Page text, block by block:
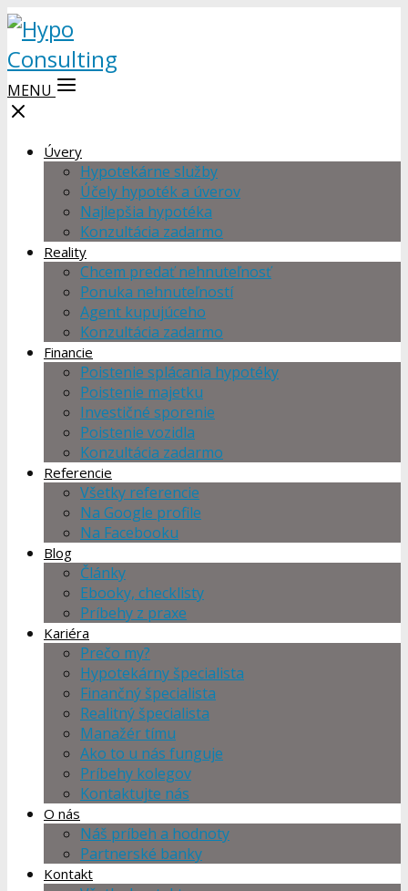
MENU
Úvery
Hypotekárne služby
Účely hypoték a úverov
Najlepšia hypotéka
Konzultácia zadarmo
Reality
Chcem predať nehnuteľnosť
Ponuka nehnuteľností
Agent kupujúceho
Konzultácia zadarmo
Financie
Poistenie splácania hypotéky
Poistenie majetku
Investičné sporenie
Poistenie vozidla
Konzultácia zadarmo
Referencie
Všetky referencie
Na Google profile
Na Facebooku
Blog
Články
Ebooky, checklisty
Príbehy z praxe
Kariéra
Prečo my?
Hypotekárny špecialista
Finančný špecialista
Realitný špecialista
Manažér tímu
Ako to u nás funguje
Príbehy kolegov
Kontaktujte nás
O nás
Náš príbeh a hodnoty
Partnerské banky
Kontakt